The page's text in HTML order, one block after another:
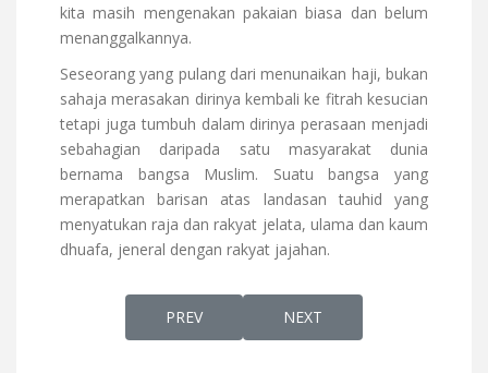
kita masih mengenakan pakaian biasa dan belum
menanggalkannya.
Seseorang yang pulang dari menunaikan haji, bukan
sahaja merasakan dirinya kembali ke fitrah kesucian
tetapi juga tumbuh dalam dirinya perasaan menjadi
sebahagian daripada satu masyarakat dunia
bernama bangsa Muslim. Suatu bangsa yang
merapatkan barisan atas landasan tauhid yang
menyatukan raja dan rakyat jelata, ulama dan kaum
dhuafa, jeneral dengan rakyat jajahan.
PREVIOUS ARTICLE: SEBENARNYA AIDIL
PREV NEXT ARTICLE: HAJI
NEXT